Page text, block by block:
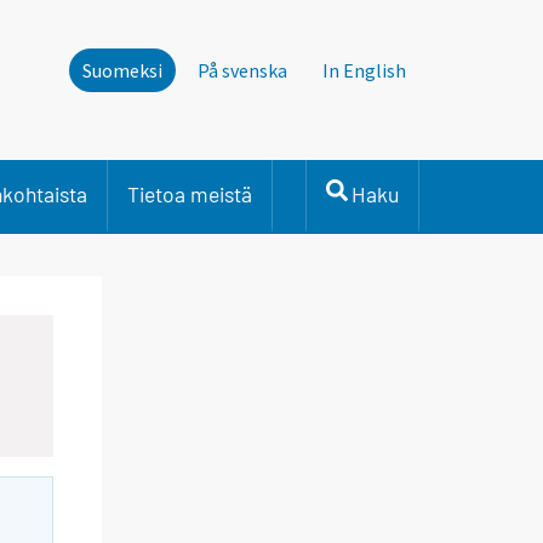
Suomeksi På svenska In English
Tietoa meistä Haku